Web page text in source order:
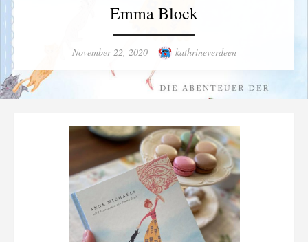
Emma Block
Posted
November 22, 2020 Author
kathrineverdeen